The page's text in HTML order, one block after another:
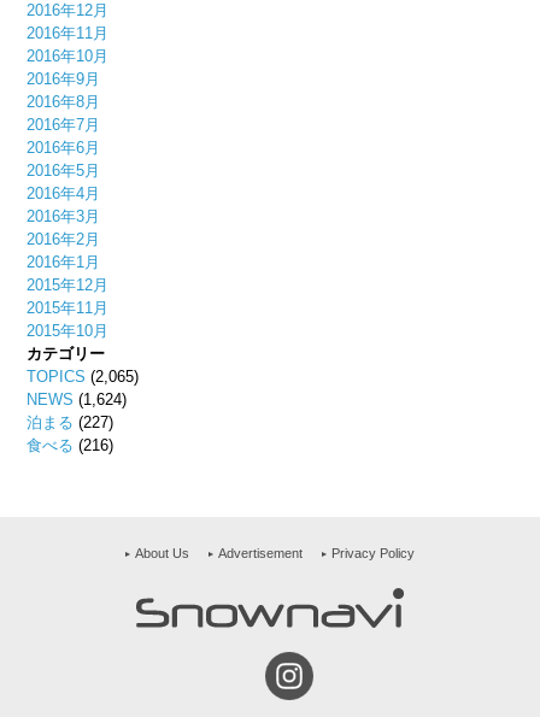
2016年12月
2016年11月
2016年10月
2016年9月
2016年8月
2016年7月
2016年6月
2016年5月
2016年4月
2016年3月
2016年2月
2016年1月
2015年12月
2015年11月
2015年10月
カテゴリー
TOPICS (2,065)
NEWS (1,624)
泊まる (227)
食べる (216)
About Us Advertisement Privacy Policy